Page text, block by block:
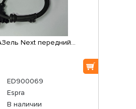
Next передний...
ED900069
Espra
В наличии